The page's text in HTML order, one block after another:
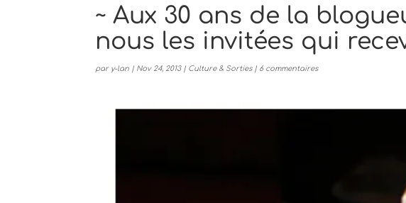
~ Aux 30 ans de la
nous les invitées qui
par y-lan | Nov 24, 2013| Culture & Sorties| 6 commentaires